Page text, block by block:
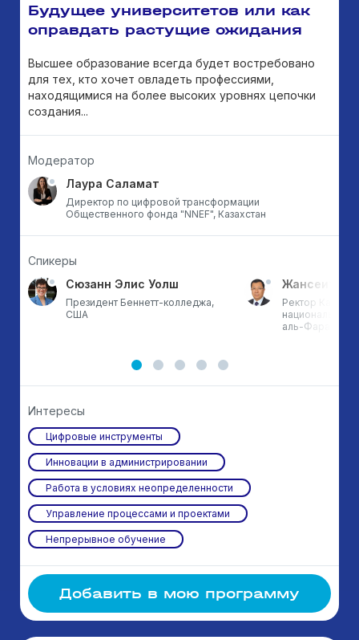
Будущее университетов или как
оправдать растущие ожидания
Высшее образование всегда будет востребовано
для тех, кто хочет овладеть профессиями,
находящимися на более высоких уровнях цепочки
создания...
Модератор
Лаура Саламат
Директор по цифровой трансформации
Общественного фонда "NNEF", Казахстан
Спикеры
Сюзанн Элис Уолш
Президент Беннетт-колледжа,
США
Жансеит
Ректор
национального
аль-Фараби,
Интересы
Цифровые инструменты
Инновации в администрировании
Работа в условиях неопределенности
Управление процессами и проектами
Непрерывное обучение
Добавить в мою программу